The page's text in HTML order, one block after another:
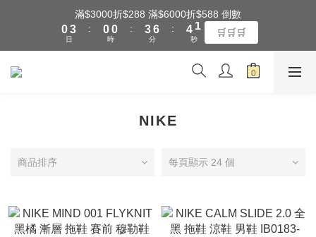
全館滿$3000享『超商』免運費
滿$3000折$288 滿$6000折$588 倒數
0
4
3
2
日
:
1
0
1
0
時
:
4
3
2
7
6
5
0
分
:
5
4
3
1
0
秒
🛒🛒🛒
全館滿$3000享『超商』免運費
NIKE
商品排序 每頁顯示 24 個